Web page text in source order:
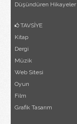
Düşündüren Hikayeler
TAVSİYE
Kitap
Dergi
Müzik
Web Sitesi
Oyun
Film
Grafik Tasarım